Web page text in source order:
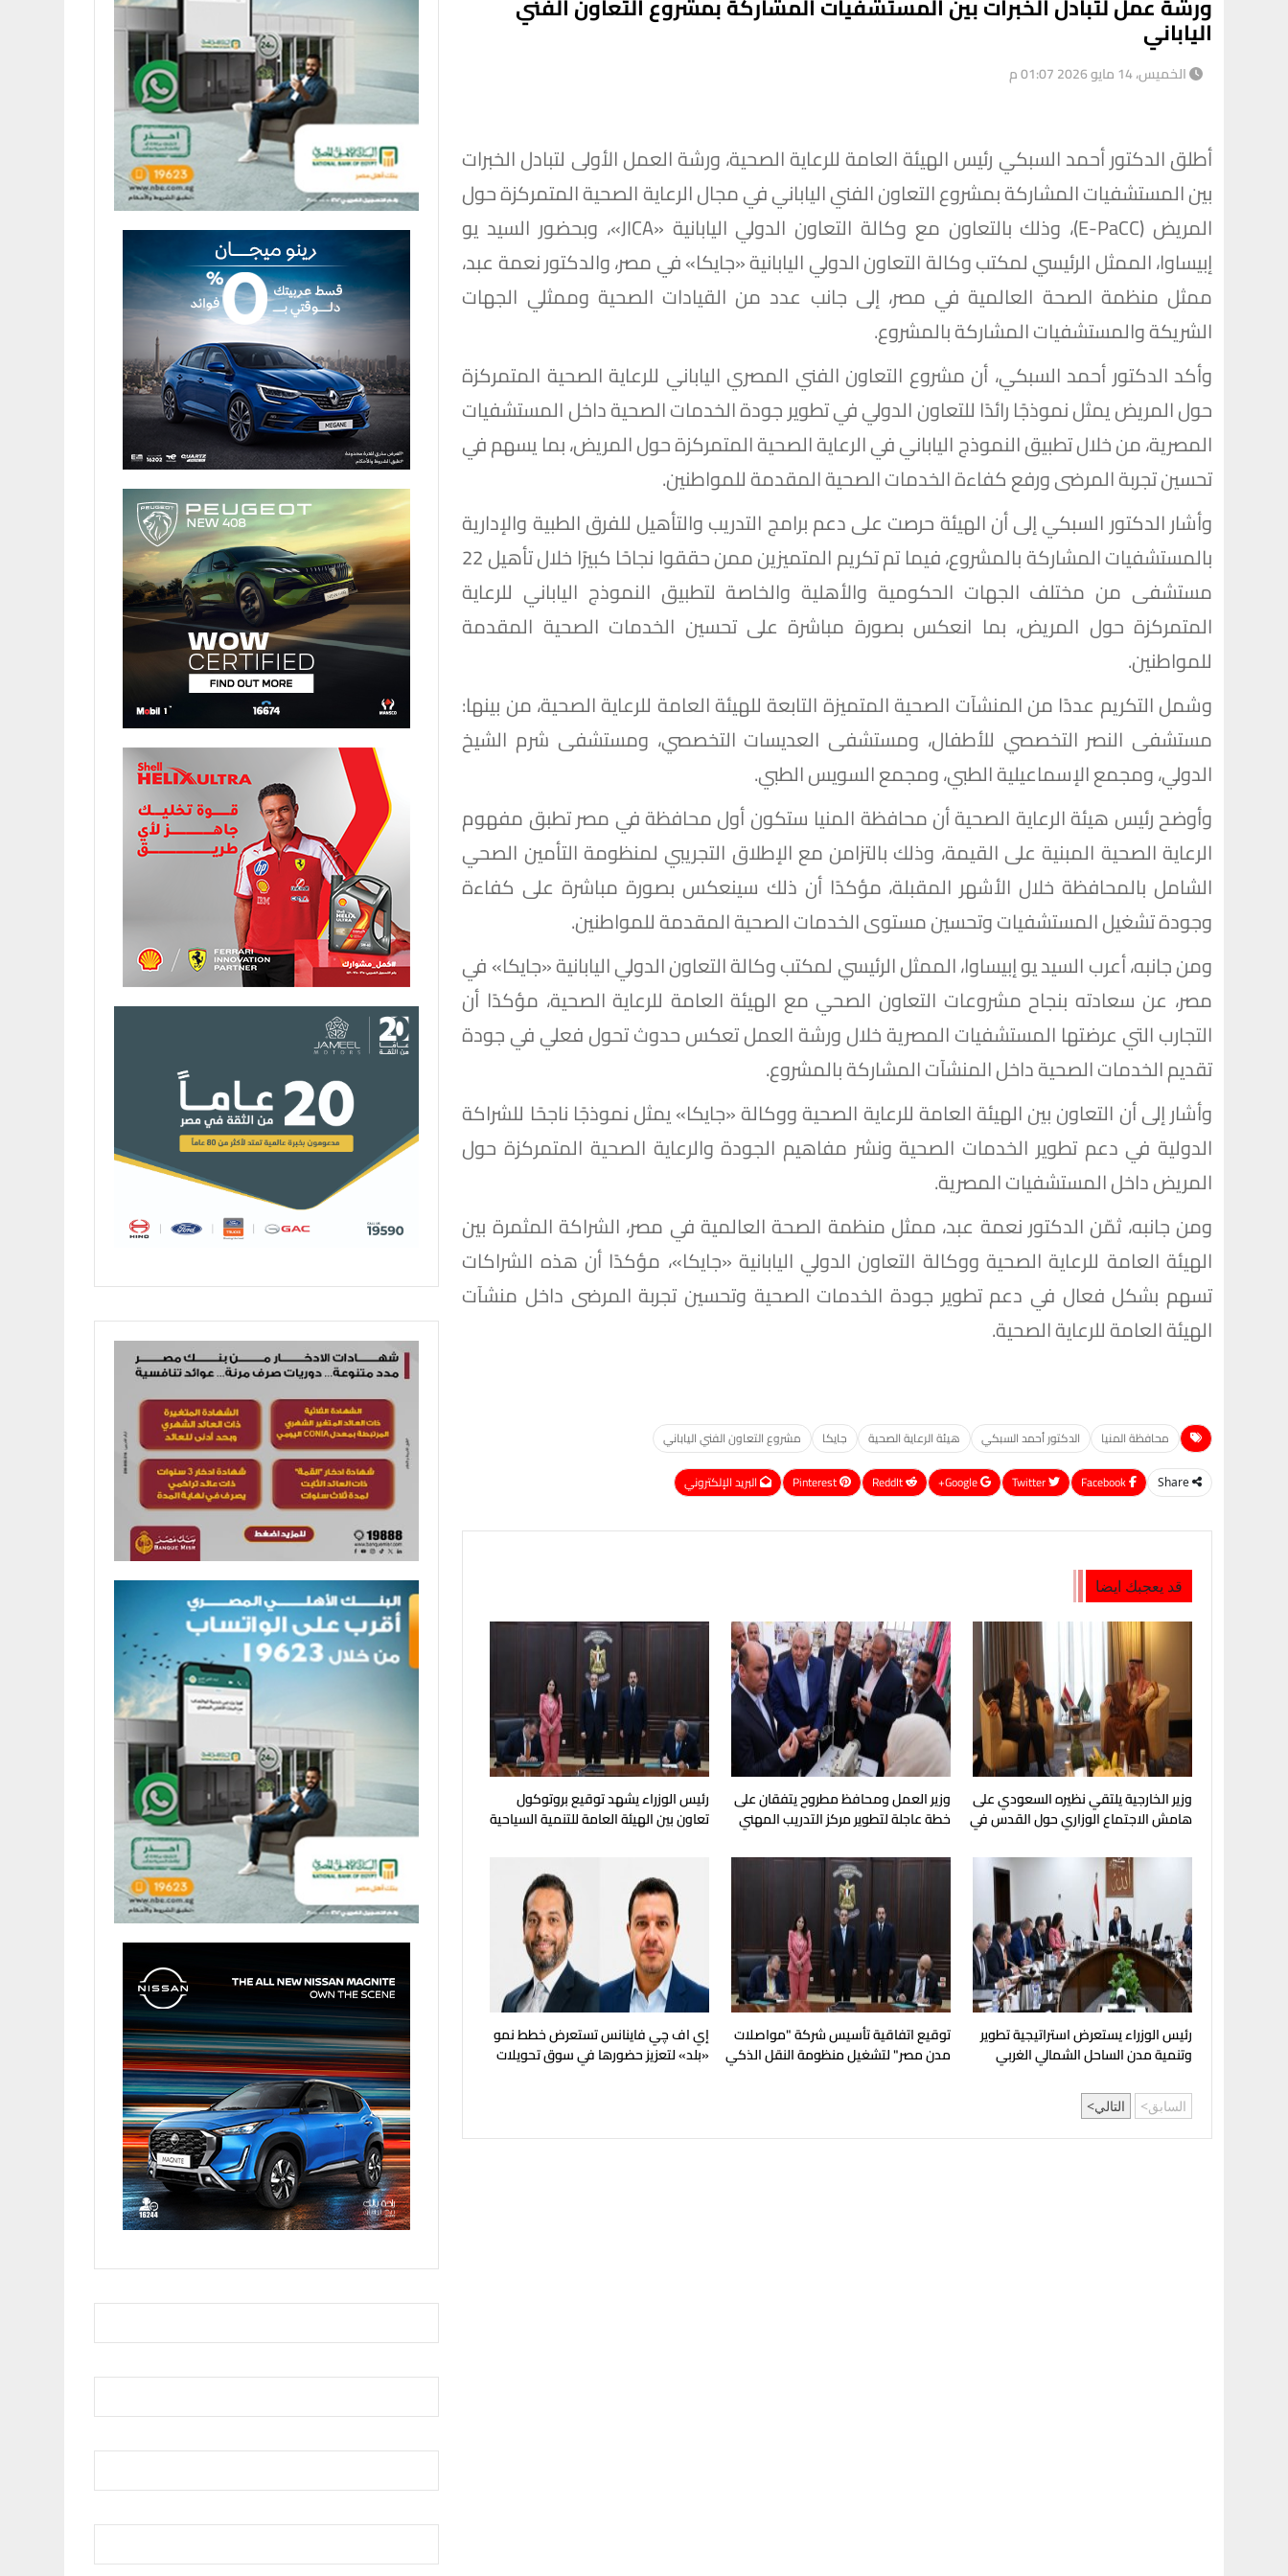
الياباني
الخميس، 14 مايو 2026 01:07 م
أطلق الدكتور أحمد السبكي رئيس الهيئة العامة للرعاية الصحية، ورشة العمل الأولى لتبادل الخبرات
بين المستشفيات المشاركة بمشروع التعاون الفني الياباني في مجال الرعاية الصحية المتمركزة حول
المريض (E-PaCC)، وذلك بالتعاون مع وكالة التعاون الدولي اليابانية «JICA»، وبحضور السيد يو
إبيساوا، الممثل الرئيسي لمكتب وكالة التعاون الدولي اليابانية «جايكا» في مصر، والدكتور نعمة عبد،
ممثل منظمة الصحة العالمية في مصر، إلى جانب عدد من القيادات الصحية وممثلي الجهات
الشريكة والمستشفيات المشاركة بالمشروع.
وأكد الدكتور أحمد السبكي، أن مشروع التعاون الفني المصري الياباني للرعاية الصحية المتمركزة
حول المريض يمثل نموذجًا رائدًا للتعاون الدولي في تطوير جودة الخدمات الصحية داخل المستشفيات
المصرية، من خلال تطبيق النموذج الياباني في الرعاية الصحية المتمركزة حول المريض، بما يسهم في
تحسين تجربة المرضى ورفع كفاءة الخدمات الصحية المقدمة للمواطنين.
وأشار الدكتور السبكي إلى أن الهيئة حرصت على دعم برامج التدريب والتأهيل للفرق الطبية والإدارية
بالمستشفيات المشاركة بالمشروع، فيما تم تكريم المتميزين ممن حققوا نجاحًا كبيرًا خلال تأهيل 22
مستشفى من مختلف الجهات الحكومية والأهلية والخاصة لتطبيق النموذج الياباني للرعاية
المتمركزة حول المريض، بما انعكس بصورة مباشرة على تحسين الخدمات الصحية المقدمة
للمواطنين.
وشمل التكريم عددًا من المنشآت الصحية المتميزة التابعة للهيئة العامة للرعاية الصحية، من بينها:
مستشفى النصر التخصصي للأطفال، ومستشفى العديسات التخصصي، ومستشفى شرم الشيخ
الدولي، ومجمع الإسماعيلية الطبي، ومجمع السويس الطبي.
وأوضح رئيس هيئة الرعاية الصحية أن محافظة المنيا ستكون أول محافظة في مصر تطبق مفهوم
الرعاية الصحية المبنية على القيمة، وذلك بالتزامن مع الإطلاق التجريبي لمنظومة التأمين الصحي
الشامل بالمحافظة خلال الأشهر المقبلة، مؤكدًا أن ذلك سينعكس بصورة مباشرة على كفاءة
وجودة تشغيل المستشفيات وتحسين مستوى الخدمات الصحية المقدمة للمواطنين.
ومن جانبه، أعرب السيد يو إبيساوا، الممثل الرئيسي لمكتب وكالة التعاون الدولي اليابانية «جايكا» في
مصر، عن سعادته بنجاح مشروعات التعاون الصحي مع الهيئة العامة للرعاية الصحية، مؤكدًا أن
التجارب التي عرضتها المستشفيات المصرية خلال ورشة العمل تعكس حدوث تحول فعلي في جودة
تقديم الخدمات الصحية داخل المنشآت المشاركة بالمشروع.
وأشار إلى أن التعاون بين الهيئة العامة للرعاية الصحية ووكالة «جايكا» يمثل نموذجًا ناجحًا للشراكة
الدولية في دعم تطوير الخدمات الصحية ونشر مفاهيم الجودة والرعاية الصحية المتمركزة حول
المريض داخل المستشفيات المصرية.
ومن جانبه، ثمّن الدكتور نعمة عبد، ممثل منظمة الصحة العالمية في مصر، الشراكة المثمرة بين
الهيئة العامة للرعاية الصحية ووكالة التعاون الدولي اليابانية «جايكا»، مؤكدًا أن هذه الشراكات
تسهم بشكل فعال في دعم تطوير جودة الخدمات الصحية وتحسين تجربة المرضى داخل منشآت
الهيئة العامة للرعاية الصحية.
محافظة المنيا الدكتور أحمد السبكي هيئة الرعاية الصحية جايكا مشروع التعاون الفني الياباني
Share
Google+
ReddIt
Pinterest البريد الإلكتروني
قد يعجبك ايضا
وزير الخارجية يلتقي نظيره السعودي على
هامش الاجتماع الوزاري حول القدس في
وزير العمل ومحافظ مطروح يتفقان على
خطة عاجلة لتطوير مركز التدريب المهني
رئيس الوزراء يشهد توقيع بروتوكول
تعاون بين الهيئة العامة للتنمية السياحية
رئيس الوزراء يستعرض استراتيجية تطوير
وتنمية مدن الساحل الشمالي الغربي
توقيع اتفاقية تأسيس شركة "مواصلات
مدن مصر" لتشغيل منظومة النقل الذكي
إي اف چي فاينانس تستعرض خطط نمو
«بلد» لتعزيز حضورها في سوق تحويلات
السابق التالي